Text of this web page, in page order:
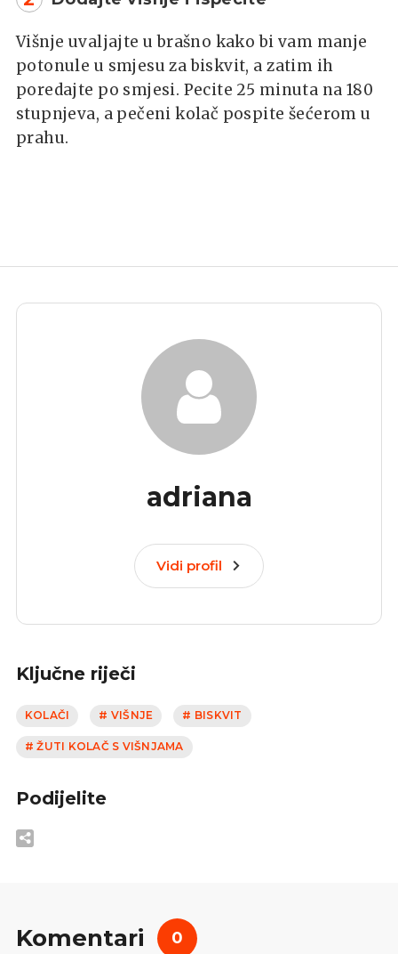
Višnje uvaljajte u brašno kako bi vam manje
potonule u smjesu za biskvit, a zatim ih
poredajte po smjesi. Pecite 25 minuta na 180
stupnjeva, a pečeni kolač pospite šećerom u
prahu.
adriana
Vidi profil
Ključne riječi
KOLAČI # VIŠNJE # BISKVIT
# ŽUTI KOLAČ S VIŠNJAMA
Podijelite
Komentari 0